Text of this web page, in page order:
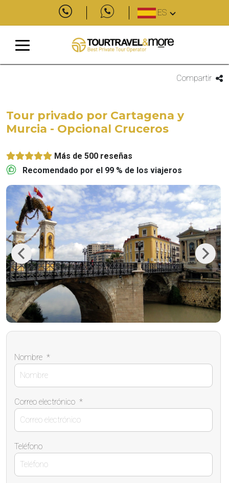
ES
Compartir
Tour privado por Cartagena y
Murcia - Opcional Cruceros
Más de 500 reseñas
Recomendado por el 99 % de los viajeros
Previous Next
Nombre *
Correo electrónico *
Teléfono